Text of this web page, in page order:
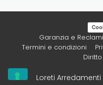
Garanzia e Reclami
Termini e condizioni
Loreti Arredamenti